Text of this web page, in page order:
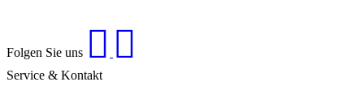
Folgen Sie uns
Service & Kontakt